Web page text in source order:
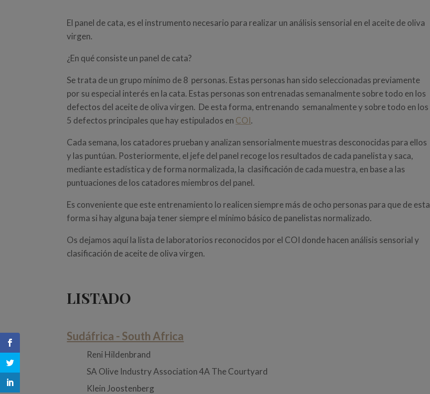
El panel de cata, es el instrumento necesario para realizar un análisis sensorial en el aceite de oliva
virgen.
¿En qué consiste un panel de cata?
Se trata de un grupo mínimo de 8 personas. Estas personas han sido seleccionadas previamente
por su especial interés en la cata. Estas personas son entrenadas semanalmente sobre todo en los
defectos del aceite de oliva virgen. De esta forma, entrenando semanalmente y sobre todo en los
5 defectos principales que hay estipulados en COI.
Cada semana, los catadores prueban y analizan sensorialmente muestras desconocidas para ellos
y las puntúan. Posteriormente, el jefe del panel recoge los resultados de cada panelista y saca,
mediante estadística y de forma normalizada, la clasificación de cada muestra, en base a las
puntuaciones de los catadores miembros del panel.
Es conveniente que este entrenamiento lo realicen siempre más de ocho personas para que de esta
forma si hay alguna baja tener siempre el mínimo básico de panelistas normalizado.
Os dejamos aquí la lista de laboratorios reconocidos por el COI donde hacen análisis sensorial y
clasificación de aceite de oliva virgen.
LISTADO
Sudáfrica - South Africa
Reni Hildenbrand
SA Olive Industry Association 4A The Courtyard
Klein Joostenberg